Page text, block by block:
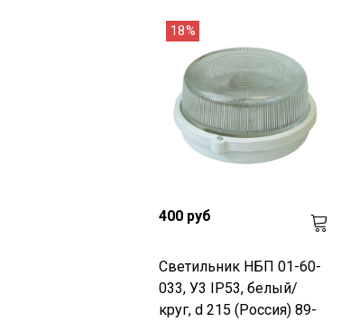
18%
400 руб
Светильник НБП 01-60-
033, У3 IP53, белый/
круг, d 215 (Россия) 89-